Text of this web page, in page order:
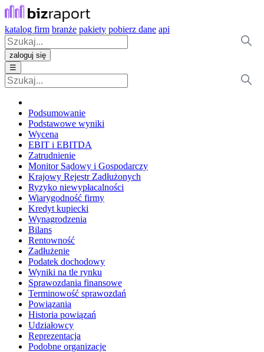
katalog firm branże pakiety pobierz dane api
zaloguj się
☰
Podsumowanie
Podstawowe wyniki
Wycena
EBIT i EBITDA
Zatrudnienie
Monitor Sądowy i Gospodarczy
Krajowy Rejestr Zadłużonych
Ryzyko niewypłacalności
Wiarygodność firmy
Kredyt kupiecki
Wynagrodzenia
Bilans
Rentowność
Zadłużenie
Podatek dochodowy
Wyniki na tle rynku
Sprawozdania finansowe
Terminowość sprawozdań
Powiązania
Historia powiązań
Udziałowcy
Reprezentacja
Podobne organizacje